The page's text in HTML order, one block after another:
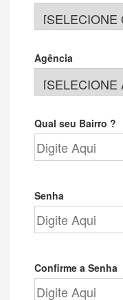
Agência
Qual seu Bairro ?
Senha
Confirme a Senha